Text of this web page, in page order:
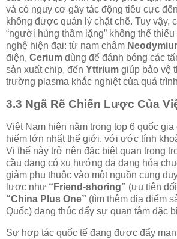
và có nguy cơ gây tác động tiêu cực
không được quản lý chặt chẽ. Tuy vậy,
“người hùng thầm lặng” không thể
nghệ hiện đại: từ nam châm
điện, Cerium dùng để đánh bóng các
sản xuất chip, đến Yttrium giúp bảo vệ
trường plasma khắc nghiệt của quá
3.3 Ngã Rẽ Chiến Lược Của
Việt Nam hiện nằm trong top 6 quốc
hiếm lớn nhất thế giới, với ước tính
Vị thế này trở nên đặc biệt quan trọng
cầu đang có xu hướng đa dạng hóa
giảm phụ thuộc vào một nguồn cung
lược như “Friend-shoring” (ưu tiên
“China Plus One” (tìm thêm địa điểm
Quốc) đang thúc đẩy sự quan tâm đặc
Sự hợp tác quốc tế đang được đẩy